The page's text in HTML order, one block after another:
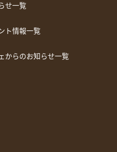
せ一覧
ト情報一覧
からのお知らせ一覧